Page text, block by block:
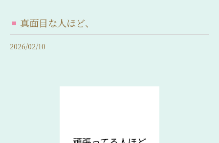
真面目な人ほど、
2026/02/10